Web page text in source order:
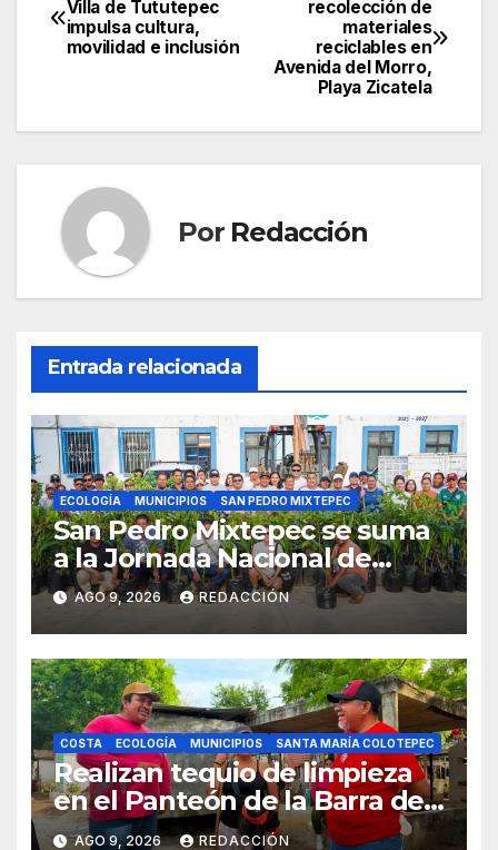
de
recolección de
materiales
reciclables en
Avenida del Morro,
Playa Zicatela
Villa de Tututepec
impulsa cultura,
movilidad e inclusión
Por Redacción
Entrada relacionada
ECOLOGÍA MUNICIPIOS SAN PEDRO MIXTEPEC
San Pedro Mixtepec se suma
a la Jornada Nacional de
Reforestación 2026
AGO 9, 2026 REDACCIÓN
COSTA ECOLOGÍA MUNICIPIOS SANTA MARÍA COLOTEPEC
Realizan tequio de limpieza
en el Panteón de la Barra de
Colotepec
AGO 9, 2026 REDACCIÓN